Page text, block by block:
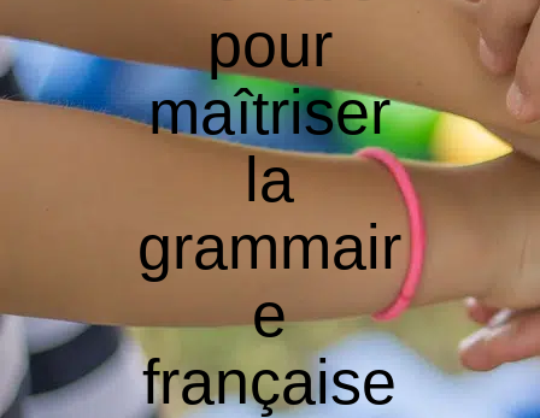
pour
maîtriser
la
grammair
e
française